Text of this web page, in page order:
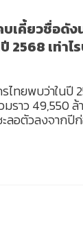
บเคี้ยวชื่อดั
2568 เท่าไ
ทยพบว่าในปี
ราว 49,550
ะลอตัวลงจากปี